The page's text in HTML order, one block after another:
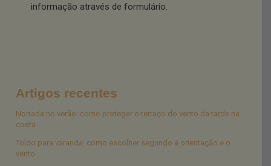
informação através de formulário.
Artigos recentes
Nortada no verão: como proteger o terraço do vento da tarde na
costa
Toldo para varanda: como escolher segundo a orientação e o
vento